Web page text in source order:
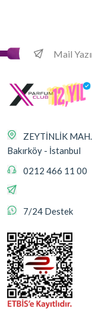
ZEYTİNLİK
Bakırköy - İstanbul
0212 466 11 00
7/24 Destek